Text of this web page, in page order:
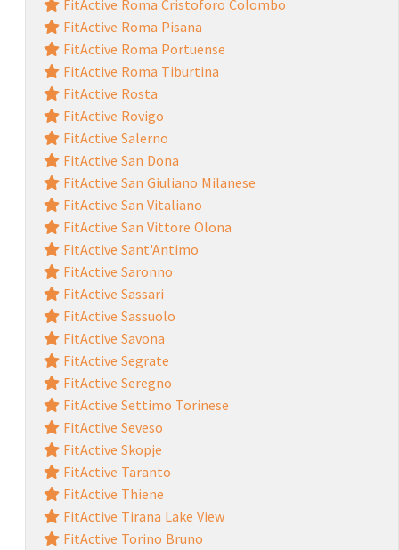
FitActive Roma Cristoforo Colombo
FitActive Roma Pisana
FitActive Roma Portuense
FitActive Roma Tiburtina
FitActive Rosta
FitActive Rovigo
FitActive Salerno
FitActive San Dona
FitActive San Giuliano Milanese
FitActive San Vitaliano
FitActive San Vittore Olona
FitActive Sant'Antimo
FitActive Saronno
FitActive Sassari
FitActive Sassuolo
FitActive Savona
FitActive Segrate
FitActive Seregno
FitActive Settimo Torinese
FitActive Seveso
FitActive Skopje
FitActive Taranto
FitActive Thiene
FitActive Tirana Lake View
FitActive Torino Bruno